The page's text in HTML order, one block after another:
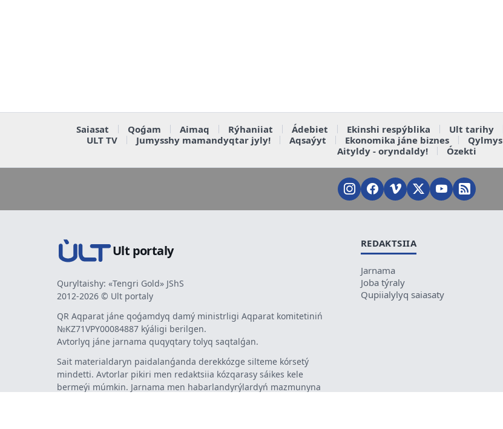
Saiasat Qoǵam Aimaq Rýhaniiat Ádebiet Ekinshi respýblika Ult tarihy
ULT TV
Jumysshy mamandyqtar jyly! Aqsaýyt Ekonomika jáne biznes Qylmys
Aityldy - oryndaldy!
Ózekti
Ult portaly
Quryltaishy: «Tengri Gold» JShS
2012-2026 © Ult portaly
QR Aqparat jáne qoǵamdyq damý ministrligi Aqparat komitetiniń
№KZ71VPY00084887 kýáligi berilgen.
Avtorlyq jáne jarnama quqyqtary tolyq saqtalǵan.
Sait materialdaryn paidalanǵanda derekkózge silteme kórsetý
mindetti. Avtorlar pikiri men redaktsiia kózqarasy sáikes kele
bermeýi múmkin. Jarnama men habarlandyrýlardyń mazmunyna
REDAKTSIIA
Jarnama
Joba týraly
Qupiialylyq saiasaty